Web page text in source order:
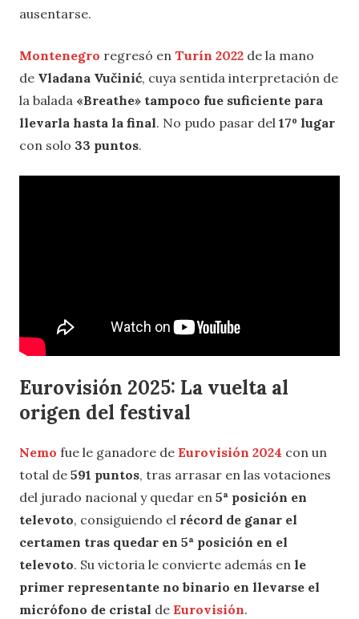
ausentarse.
Montenegro regresó en Turín 2022 de la mano
de Vladana Vučinić, cuya sentida interpretación de
la balada «Breathe» tampoco fue suficiente para
llevarla hasta la final. No pudo pasar del 17º lugar
con solo 33 puntos.
Eurovisión 2025: La vuelta al
origen del festival
Nemo fue le ganadore de Eurovisión 2024 con un
total de 591 puntos, tras arrasar en las votaciones
del jurado nacional y quedar en 5ª posición en
televoto, consiguiendo el récord de ganar el
certamen tras quedar en 5ª posición en el
televoto. Su victoria le convierte además en le
primer representante no binario en llevarse el
micrófono de cristal de Eurovisión.